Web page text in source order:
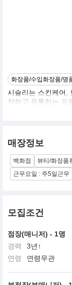
화장품/수입화장품/명
시슬리는 스킨케어,
작하고 유통하는 프
창업자인 도르나노
다.
위베르 도르나노 백
들에게 아로마테라
활성 성분과 에센
물에 밀접히 연관되
분야가 매우 광범
그는 화장품 업계에
장품학 연구를 발전
매장정보
백화점 뷰티/화장품
근무요일 : 주5일근무
모집조건
점장(매니저) - 1명
경력
3년↑
연령
연령무관